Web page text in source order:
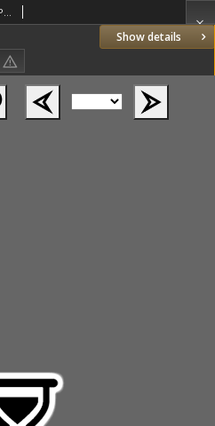
Show details
Kronika Miasta Poznania 2001 Nr2 ; Pomniki